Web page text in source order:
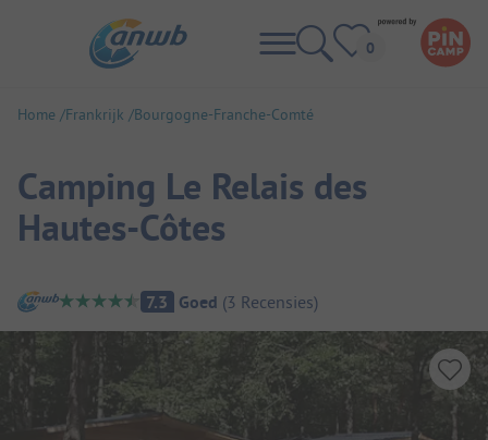
Home Frankrijk Bourgogne-Franche-Comté
Camping Le Relais des
Hautes-Côtes
Camping overzicht
7.3 Goed (3 Recensies)